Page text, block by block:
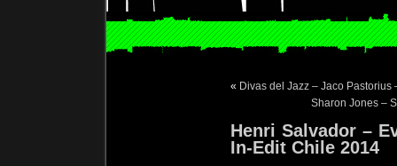
« Divas del Jazz – Jaco
Sharon Jones –
Henri Salvador –
In-Edit Chile 2014